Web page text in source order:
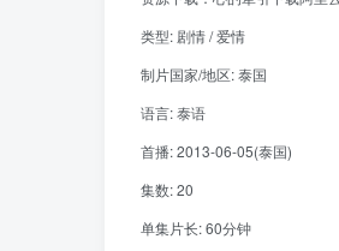
类型: 剧情 / 爱情
制片国家/地区: 泰国
语言: 泰语
首播: 2013-06-05(泰国)
集数: 20
单集片长: 60分钟